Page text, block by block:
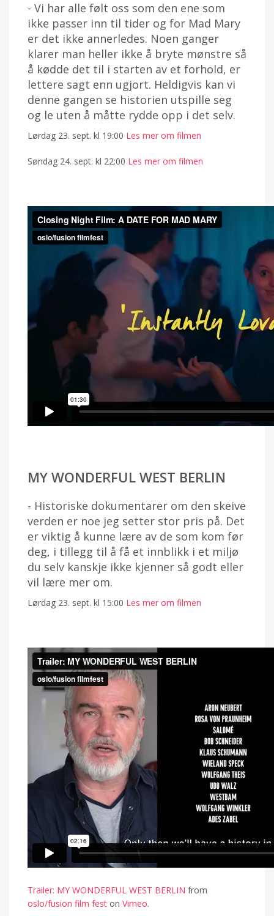
- Vi har alle følt oss som den ene som
ikke passer inn til tider og for Mad Mary
er det ikke annerledes. Noen ganger
klarer man heller ikke å bryte mønstre så
å kødde det til i starten av et forhold, er
lettere sagt enn ugjort. Heldigvis kan vi
denne gangen se historien utspille seg
og le uten å måtte rydde opp i det selv.
Lørdag 23. sept. kl 19:00 Les mer om filmen
Søndag 24. sept. kl 22:00 Les mer om filmen
MY WONDERFUL WEST BERLIN
- Historiske dokumentarer om den skeive
verden er noe jeg setter stor pris på. Det
er viktig å kunne lære av de som kom før
deg, i tillegg til å få et innblikk i et miljø
du selv kanskje ikke kjenner så godt eller
vil lære mer om.
Lørdag 23. sept. kl 15:00 Les mer om filmen
Trailer: MY WONDERFUL WEST BERLIN from
oslo/fusion film fest on Vimeo.